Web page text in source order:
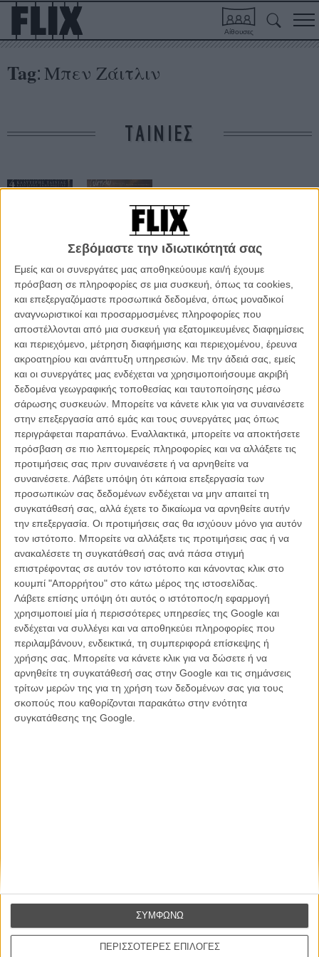
Σεβόμαστε την ιδιωτικότητά σας
Εμείς και οι συνεργάτες μας αποθηκεύουμε και/ή έχουμε
πρόσβαση σε πληροφορίες σε μια συσκευή, όπως τα cookies,
και επεξεργαζόμαστε προσωπικά δεδομένα, όπως μοναδικοί
αναγνωριστικοί και προσαρμοσμένες πληροφορίες που
αποστέλλονται από μια συσκευή για εξατομικευμένες διαφημίσεις
και περιεχόμενο, μέτρηση διαφήμισης και περιεχομένου, έρευνα
ακροατηρίου και ανάπτυξη υπηρεσιών. Με την άδειά σας, εμείς
και οι συνεργάτες μας ενδέχεται να χρησιμοποιήσουμε ακριβή
δεδομένα γεωγραφικής τοποθεσίας και ταυτοποίησης μέσω
σάρωσης συσκευών. Μπορείτε να κάνετε κλικ για να συναινέσετε
στην επεξεργασία από εμάς και τους συνεργάτες μας όπως
περιγράφεται παραπάνω. Εναλλακτικά, μπορείτε να αποκτήσετε
πρόσβαση σε πιο λεπτομερείς πληροφορίες και να αλλάξετε τις
προτιμήσεις σας πριν συναινέσετε ή να αρνηθείτε να
συναινέσετε. Λάβετε υπόψη ότι κάποια επεξεργασία των
προσωπικών σας δεδομένων ενδέχεται να μην απαιτεί τη
συγκατάθεσή σας, αλλά έχετε το δικαίωμα να αρνηθείτε αυτήν
την επεξεργασία. Οι προτιμήσεις σας θα ισχύουν μόνο για αυτόν
τον ιστότοπο. Μπορείτε να αλλάξετε τις προτιμήσεις σας ή να
ανακαλέσετε τη συγκατάθεσή σας ανά πάσα στιγμή
επιστρέφοντας σε αυτόν τον ιστότοπο και κάνοντας κλικ στο
κουμπί "Απορρήτου" στο κάτω μέρος της ιστοσελίδας.
Λάβετε επίσης υπόψη ότι αυτός ο ιστότοπος/η εφαρμογή
χρησιμοποιεί μία ή περισσότερες υπηρεσίες της Google και
ενδέχεται να συλλέγει και να αποθηκεύει πληροφορίες που
περιλαμβάνουν, ενδεικτικά, τη συμπεριφορά επίσκεψης ή
χρήσης σας. Μπορείτε να κάνετε κλικ για να δώσετε ή να
αρνηθείτε τη συγκατάθεσή σας στην Google και τις σημάνσεις
τρίτων μερών της για τη χρήση των δεδομένων σας για τους
σκοπούς που καθορίζονται παρακάτω στην ενότητα
συγκατάθεσης της Google.
ΠΕΡΙΣΣΟΤΕΡΕΣ ΕΠΙΛΟΓΕΣ
ΣΥΜΦΩΝΩ
Αίθουσες
Tag: Μπεν Ζάιτλιν
ΤΑΙΝΙΕΣ
Τα Μυθικά
Πλάσματα του
Νότου
Wendy
ΑΡΘΡΑ
«Brimstone & Glory». Ενα ντοκιμαντέρ όχι απλό
πυροτέχνημα
ΝΕΑ /11 ΣΕΠ 2017/ Γιώργος Κρασσακόπουλος
Βιμ Βέντερς
Συνέντευξη
Η επιτυχία είναι υπερτιμημένη. Δεν σε κάνει
καλύτερο, δεν σε πάει πουθενά η επιτυχία. Είναι
απλώς ένα ωραίο, ανεβαστικό, επιφανειακό
συναίσθημα.»
CONNECT